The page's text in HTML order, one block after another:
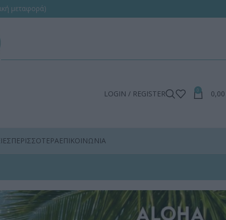
μεταφορά)
LOGIN / REGISTER 0
ΠΕΡΙΣΣΟΤΕΡΑΕΠΙΚΟΙΝΩΝΙΑ